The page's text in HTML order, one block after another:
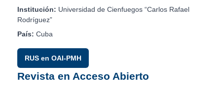
Institución: Universidad de Cienfuegos “Carlos Rafael
Rodríguez”
País: Cuba
RUS en OAI-PMH
Revista en Acceso Abierto